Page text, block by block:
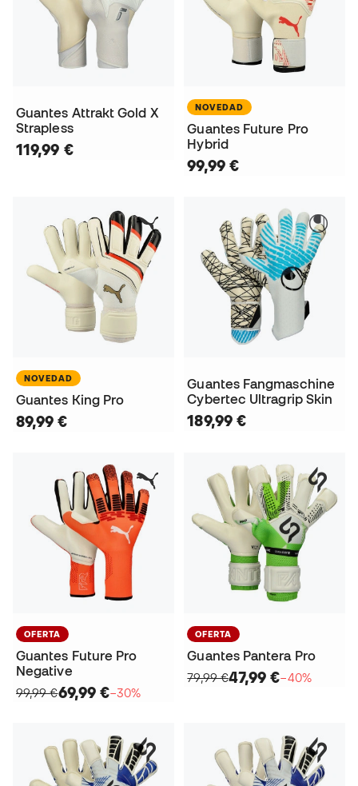
Guantes Attrakt Gold X
Strapless
119,99 €
NOVEDAD
Guantes Future Pro
Hybrid
99,99 €
NOVEDAD
Guantes King Pro
89,99 €
Guantes Fangmaschine
Cybertec Ultragrip Skin
189,99 €
OFERTA
Guantes Future Pro
Negative
99,99 €69,99 €−30%
OFERTA
Guantes Pantera Pro
79,99 €47,99 €−40%